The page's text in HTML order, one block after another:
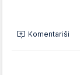
Komentariši